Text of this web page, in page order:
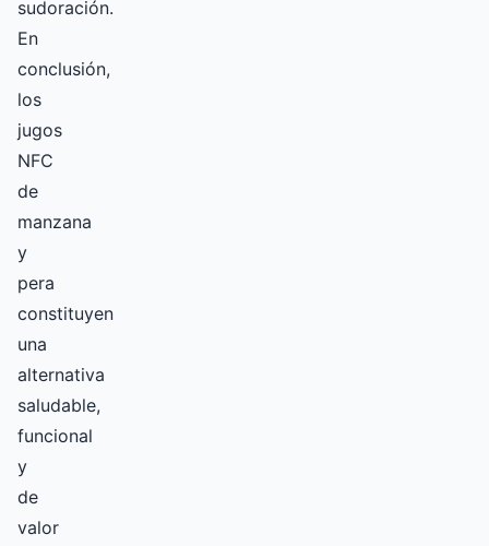
sudoración.
En
conclusión,
los
jugos
NFC
de
manzana
y
pera
constituyen
una
alternativa
saludable,
funcional
y
de
valor